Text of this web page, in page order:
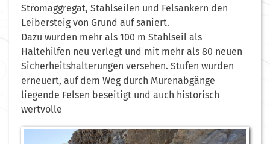
Stromaggregat, Stahlseilen und Felsankern den
Leibersteig von Grund auf saniert.
Dazu wurden mehr als 100 m Stahlseil als
Haltehilfen neu verlegt und mit mehr als 80 neuen
Sicherheitshalterungen versehen. Stufen wurden
erneuert, auf dem Weg durch Murenabgänge
liegende Felsen beseitigt und auch historisch
wertvolle